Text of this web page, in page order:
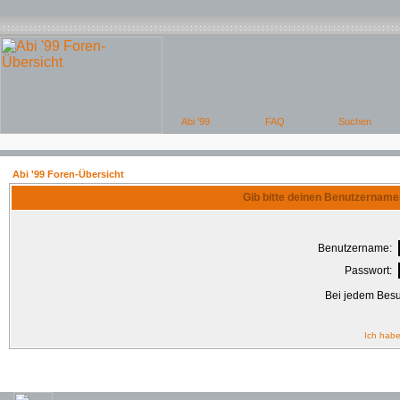
Abi '99 Foren-Übersicht
Gib bitte deinen
Benutzername:
Passwort:
Bei jedem
Ich